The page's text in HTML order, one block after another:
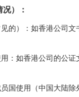
）：
的）：如香港公司
：如香港公司的公
国使用（中国大陆除